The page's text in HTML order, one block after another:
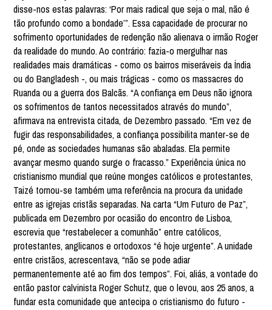
disse-nos estas palavras: ‘Por mais radical que seja o mal, não é
tão profundo como a bondade’”. Essa capacidade de procurar no
sofrimento oportunidades de redenção não alienava o irmão Roger
da realidade do mundo. Ao contrário: fazia-o mergulhar nas
realidades mais dramáticas - como os bairros miseráveis da Índia
ou do Bangladesh -, ou mais trágicas - como os massacres do
Ruanda ou a guerra dos Balcãs. “A confiança em Deus não ignora
os sofrimentos de tantos necessitados através do mundo”,
afirmava na entrevista citada, de Dezembro passado. “Em vez de
fugir das responsabilidades, a confiança possibilita manter-se de
pé, onde as sociedades humanas são abaladas. Ela permite
avançar mesmo quando surge o fracasso.” Experiência única no
cristianismo mundial que reúne monges católicos e protestantes,
Taizé tornou-se também uma referência na procura da unidade
entre as igrejas cristãs separadas. Na carta “Um Futuro de Paz”,
publicada em Dezembro por ocasião do encontro de Lisboa,
escrevia que “restabelecer a comunhão” entre católicos,
protestantes, anglicanos e ortodoxos “é hoje urgente”. A unidade
entre cristãos, acrescentava, “não se pode adiar
permanentemente até ao fim dos tempos”. Foi, aliás, a vontade do
então pastor calvinista Roger Schutz, que o levou, aos 25 anos, a
fundar esta comunidade que antecipa o cristianismo do futuro -